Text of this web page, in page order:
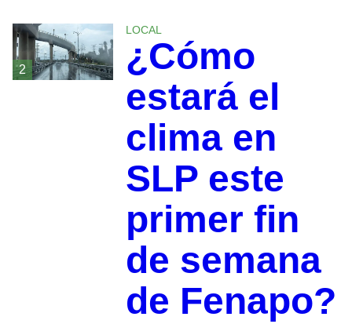
2
LOCAL
¿Cómo
estará el
clima en
SLP este
primer fin
de semana
de Fenapo?